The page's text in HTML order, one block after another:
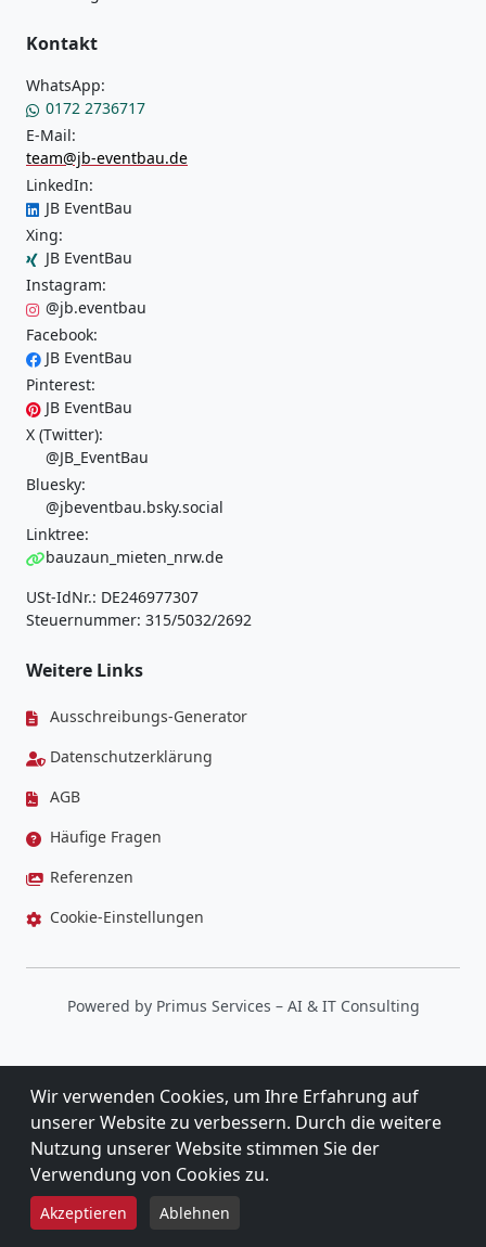
Kontakt
WhatsApp:
0172 2736717
E-Mail:
team@jb-eventbau.de
LinkedIn:
JB EventBau
Xing:
JB EventBau
Instagram:
@jb.eventbau
Facebook:
JB EventBau
Pinterest:
JB EventBau
X (Twitter):
@JB_EventBau
Bluesky:
@jbeventbau.bsky.social
Linktree:
bauzaun_mieten_nrw.de
USt-IdNr.: DE246977307
Steuernummer: 315/5032/2692
Weitere Links
Ausschreibungs-Generator
Datenschutzerklärung
AGB
Häufige Fragen
Referenzen
Cookie-Einstellungen
Powered by Primus Services – AI & IT Consulting
5,0★★★★★
★★★★★
9 BEWERTUNGEN BEI GOOGLE
Wir verwenden Cookies, um Ihre Erfahrung auf
unserer Website zu verbessern. Durch die weitere
Nutzung unserer Website stimmen Sie der
Verwendung von Cookies zu.
Akzeptieren Ablehnen